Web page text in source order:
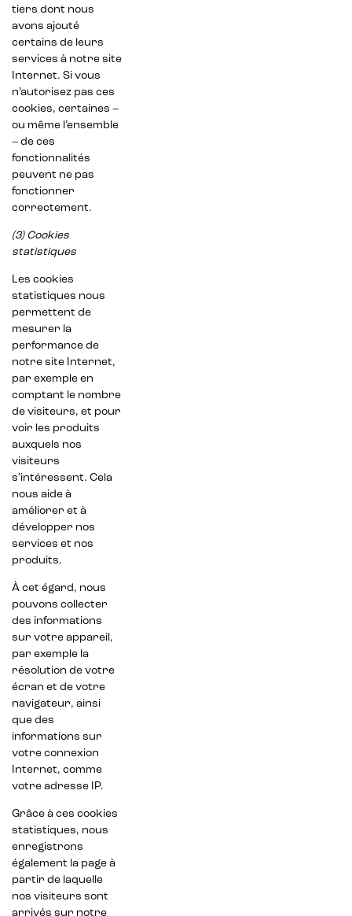
tiers dont nous
avons ajouté
certains de leurs
services à notre site
Internet. Si vous
n’autorisez pas ces
cookies, certaines –
ou même l’ensemble
– de ces
fonctionnalités
peuvent ne pas
fonctionner
correctement.
(3) Cookies
statistiques
Les cookies
statistiques nous
permettent de
mesurer la
performance de
notre site Internet,
par exemple en
comptant le nombre
de visiteurs, et pour
voir les produits
auxquels nos
visiteurs
s’intéressent. Cela
nous aide à
améliorer et à
développer nos
services et nos
produits.
À cet égard, nous
pouvons collecter
des informations
sur votre appareil,
par exemple la
résolution de votre
écran et de votre
navigateur, ainsi
que des
informations sur
votre connexion
Internet, comme
votre adresse IP.
Grâce à ces cookies
statistiques, nous
enregistrons
également la page à
partir de laquelle
nos visiteurs sont
arrivés sur notre